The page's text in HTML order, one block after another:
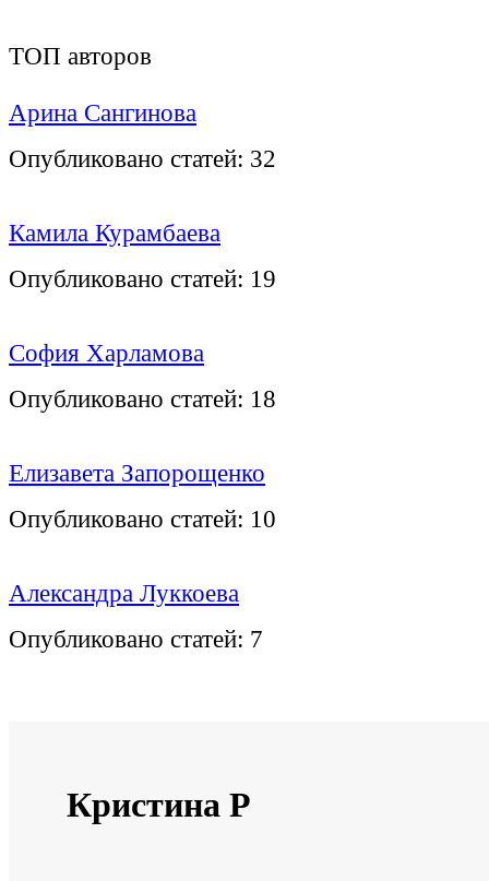
ТОП авторов
Арина Сангинова
Опубликовано статей: 32
Камила Курамбаева
Опубликовано статей: 19
София Харламова
Опубликовано статей: 18
Елизавета Запорощенко
Опубликовано статей: 10
Александра Луккоева
Опубликовано статей: 7
Кристина Р